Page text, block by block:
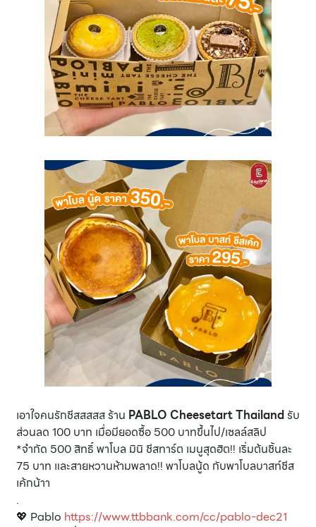
เอาใจคนรักชีสสสสส ร้าน PABLO Cheesetart Thailandรับ
ส่วนลด 100 บาท เมื่อมียอดซื้อ 500 บาทขึ้นไป/เซลล์สลิป
*จำกัด 500 สิทธิ์ พาโบล มินิ ชีสทาร์ต เมนูสุดฮิต!! เริ่มต้นชิ้นละ
75 บาท และสายหวานห้ามพลาด!! พาโบลนู้ด กับพาโบลบาสท์ชีส
เค้กน้าา
.
💖 Pablo https://www.ttbbank.com/cc/pablo-dec21